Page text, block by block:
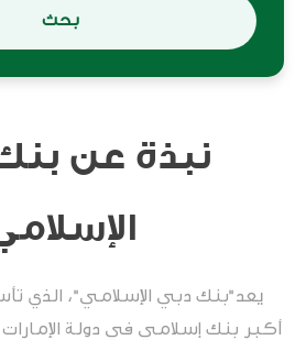
بحث
نبذة عن
أكبر بنك إسلامي في دولة